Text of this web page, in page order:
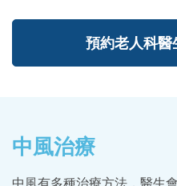
預約老人科
中風治療
中風有多種治療方法，醫生